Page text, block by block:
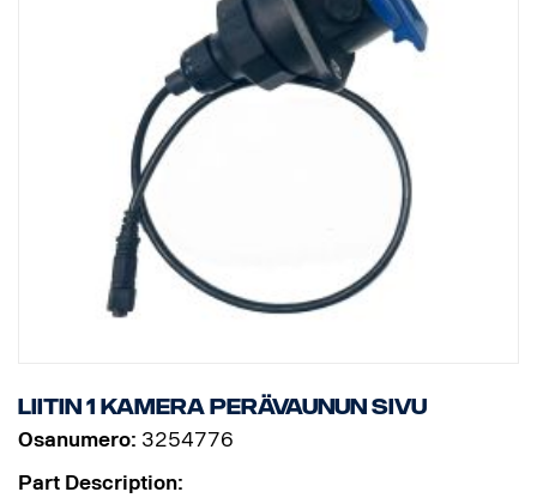
Liitin 1 kamera perävaunun sivu
Osanumero: 3254776
Part Description: